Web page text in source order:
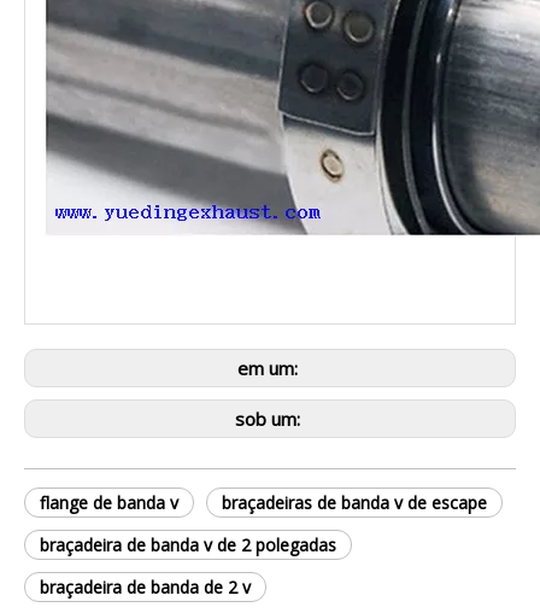
em um:
sob um:
flange de banda v
braçadeiras de banda v de escape
braçadeira de banda v de 2 polegadas
braçadeira de banda de 2 v